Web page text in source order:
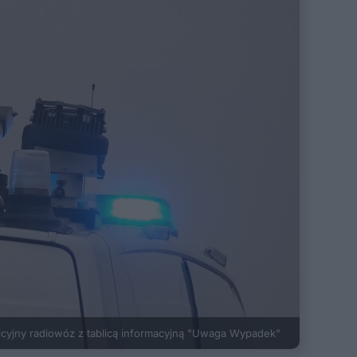
radiowóz z tablicą informacyjną "Uwaga Wypadek"